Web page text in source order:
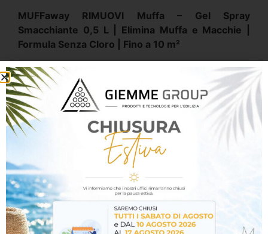
MUFFaway RIMUOVI Muffa – Gel Spray
Smacchiante 0,5 L | Elimina Muffa e Macchie |
Formula Senza Cloro | Fino a 10 m²
Elimina muffa, aloni e macchie superficiali con
MUFFaway RIMUOVI Muffa
, il trattamento in gel
spray studiato per agire in modo efficace sulle
superfici interessate dalla presenza di muffa.
Grazie alla sua formulazione senza cloro, aiuta a
pulire e ripristinare l’aspetto delle superfici trattate
in modo pratico e semplice.
Azione efficace contro muffa e macchie
Contribuisce a rimuovere muffe, aloni e alterazioni
superficiali causate da umidità e condensa.
Formula senza cloro